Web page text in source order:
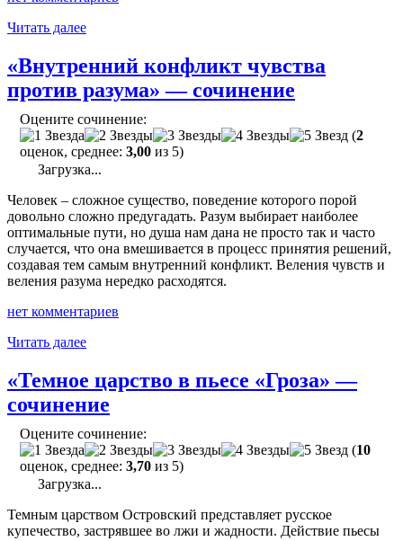
Читать далее"«Тихон
—
сравнительная
—
сочинение"
«Внутренний конфликт чувства
против разума» — сочинение
Оцените сочинение:
(2
оценок, среднее: 3,00 из 5)
Загрузка...
Человек – сложное существо, поведение которого порой
довольно сложно предугадать. Разум выбирает наиболее
оптимальные пути, но душа нам дана не просто так и часто
случается, что она вмешивается в процесс принятия решений,
создавая тем самым внутренний конфликт. Веления чувств и
веления разума нередко расходятся.
нет комментариев
Читать далее"«Внутренний
против
разума»
сочинение"
«Темное царство в пьесе «Гроза» —
сочинение
Оцените сочинение:
(10
оценок, среднее: 3,70 из 5)
Загрузка...
Темным царством Островский представляет русское
купечество, застрявшее во лжи и жадности. Действие пьесы